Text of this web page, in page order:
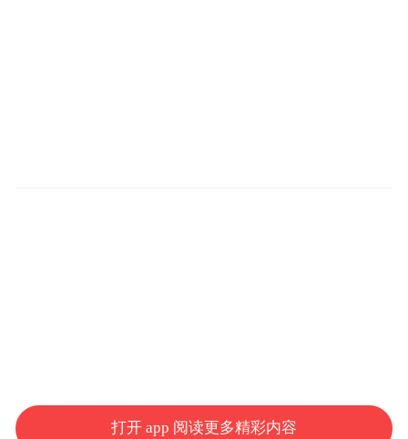
打开 app 阅读更多精彩内容